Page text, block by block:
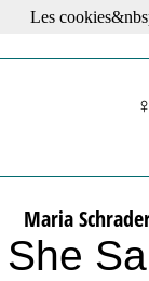
Films
Tribunes
Bloc-
Archives
Maria
She
Les